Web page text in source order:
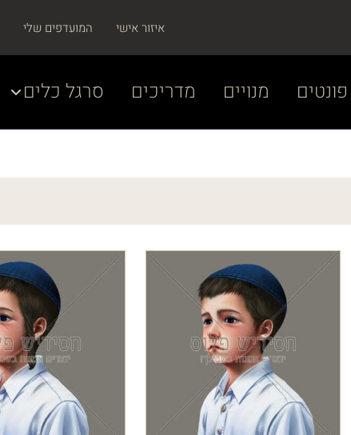
איזור אישי המועדפים שלי
פונטים מנויים מדריכים סרגל כלים